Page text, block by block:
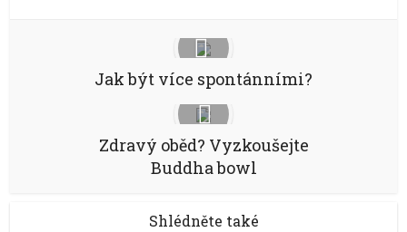
Jak být více spontánními?
Zdravý oběd? Vyzkoušejte
Buddha bowl
Shlédněte také